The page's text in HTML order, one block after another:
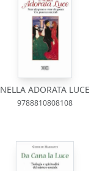
NELLA ADORATA LUCE
9788810808108